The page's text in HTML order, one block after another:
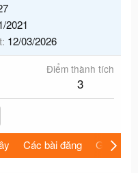
2021
12/03/2026
Điểm thành tích
3
Các bài đăng Giới thiệu